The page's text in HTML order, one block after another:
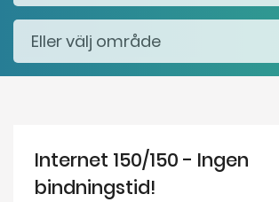
Internet 150/150 - Ingen
bindningstid!